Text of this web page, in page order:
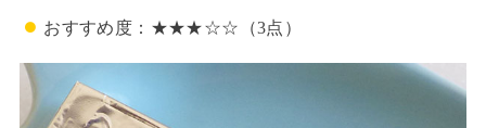
おすすめ度：★★★☆☆（3点）